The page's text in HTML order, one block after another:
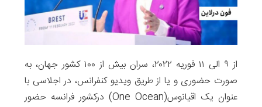
از ۹ الی ۱۱ فوریه ۲۰۲۲، سران بیش از ۱۰۰ کشور جهان، به
صورت حضوری و یا از طریق ویدیو کنفرانس، در اجلاسی با
عنوان یک اقیانوس(One Ocean) درکشور فرانسه حضور